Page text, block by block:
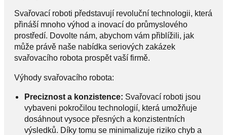
Svařovací roboti představují revoluční technologii, která
přináší mnoho výhod a inovací do průmyslového
prostředí. Dovolte nám, abychom vám přiblížili, jak
může právě naše nabídka seriových zakázek
svařovacího robota prospět vaší firmě.
Výhody svařovacího robota:
Preciznost a konzistence: Svařovací roboti jsou
vybaveni pokročilou technologií, která umožňuje
dosáhnout vysoce přesných a konzistentních
výsledků. Díky tomu se minimalizuje riziko chyb a